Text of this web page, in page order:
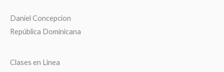
Daniel Concepcion
República Dominicana
Clases en Linea